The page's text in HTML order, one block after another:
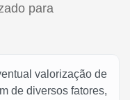
para
valorização de
de diversos fatores,